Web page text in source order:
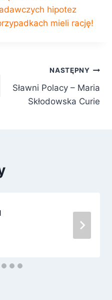
hipotez
mieli rację!
NASTĘPNY
Sławni Polacy – Maria
Skłodowska Curie